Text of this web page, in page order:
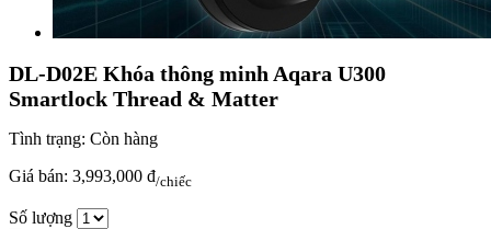
DL-D02E Khóa thông minh Aqara U300
Smartlock Thread & Matter
Tình trạng: Còn hàng
Giá bán: 3,993,000 đ/chiếc
Số lượng